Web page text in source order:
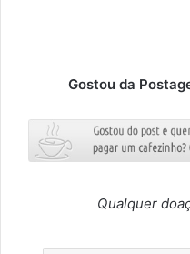
Gostou da
Qualquer